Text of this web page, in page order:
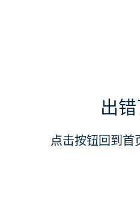
出
点击按钮回到首